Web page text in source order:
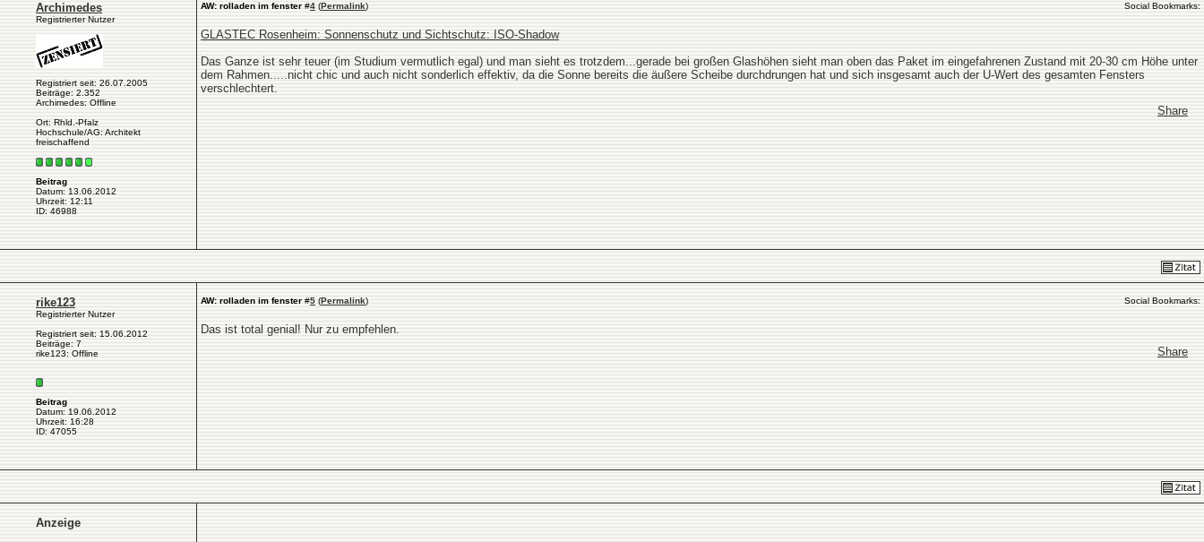
Archimedes
Registrierter Nutzer
Registriert seit: 26.07.2005
Beiträge: 2.352
Archimedes: Offline
Ort: Rhld.-Pfalz
Hochschule/AG: Architekt
freischaffend
Beitrag
Datum: 13.06.2012
Uhrzeit: 12:11
ID: 46988
AW: rolladen im fenster #4 (Permalink) Social Bookmarks:
GLASTEC Rosenheim: Sonnenschutz und Sichtschutz: ISO-Shadow
Das Ganze ist sehr teuer (im Studium vermutlich egal) und man sieht es trotzdem...gerade bei großen Glashöhen sieht man oben das Paket im eingefahrenen Zustand mit 20-30 cm Höhe unter
dem Rahmen.....nicht chic und auch nicht sonderlich effektiv, da die Sonne bereits die äußere Scheibe durchdrungen hat und sich insgesamt auch der U-Wert des gesamten Fensters
verschlechtert.
Share
rike123
Registrierter Nutzer
Registriert seit: 15.06.2012
Beiträge: 7
rike123: Offline
Beitrag
Datum: 19.06.2012
Uhrzeit: 16:28
ID: 47055
AW: rolladen im fenster #5 (Permalink) Social Bookmarks:
Das ist total genial! Nur zu empfehlen.
Share
Anzeige